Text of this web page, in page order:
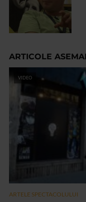
ARTICOLE
VIDEO
ARTELE SPECTACOLULUI